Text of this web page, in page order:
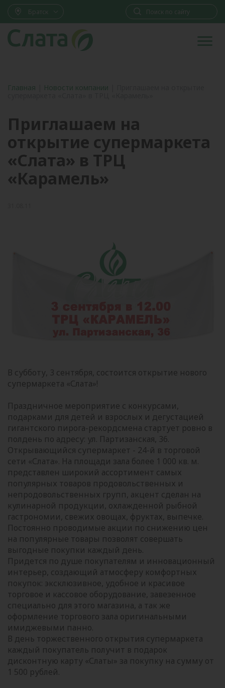
Братск
Главная Новости компании
Приглашаем на
открытие супермаркета
«Слата» в ТРЦ
«Карамель»
В субботу, 3 сентября, состоится открытие нового
супермаркета «Слата»!
Праздничное мероприятие с конкурсами,
подарками для детей и взрослых и дегустацией
гигантского пирога-рекордсмена стартует ровно в
полдень по адресу: ул. Партизанская, 36.
Открывающийся супермаркет - 24-й в торговой
сети «Слата». На площади зала более 1 000 кв. м.
представлен широкий ассортимент самых
популярных товаров продовольственных и
непродовольственных групп, акцент сделан на
кулинарной продукции, охлажденной рыбной
гастрономии, свежих овощах, фруктах, выпечке.
Постоянно проводимые акции по снижению цен
на популярные товары позволят совершать
выгодные покупки каждый день.
Придется по душе покупателям и инновационный
интерьер, создающий атмосферу комфортных
покупок: эксклюзивное, удобное и красивое
торговое и кассовое оборудование, завезенное
специально для этого магазина, а так же
оформление торгового зала оригинальными
имиджевыми панно.
В день торжественного открытия супермаркета
каждый покупатель получит в подарок
дисконтную карту «Слаты» за покупку на сумму от
1 500 рублей.